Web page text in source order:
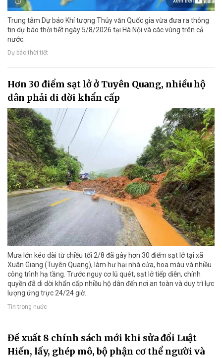
Trung tâm Dự báo Khí tượng Thủy văn Quốc gia vừa đưa ra thông
tin dự báo thời tiết ngày 5/8/2026 tại Hà Nội và các vùng trên cả
nước.
Dự báo thời tiết
Hơn 30 điểm sạt lở ở Tuyên Quang, nhiều hộ
dân phải di dời khẩn cấp
Mưa lớn kéo dài từ chiều tối 2/8 đã gây hơn 30 điểm sạt lở tại xã
Xuân Giang (Tuyên Quang), làm hư hại nhà cửa, hoa màu và nhiều
công trình hạ tầng. Trước nguy cơ lũ quét, sạt lở tiếp diễn, chính
quyền đã di dời khẩn cấp nhiều hộ dân đến nơi an toàn và duy trì lực
lượng ứng trực 24/24 giờ.
Tin trong nước
Đề xuất 8 chính sách mới khi sửa đổi Luật
Hiến, lấy, ghép mô, bộ phận cơ thể người và